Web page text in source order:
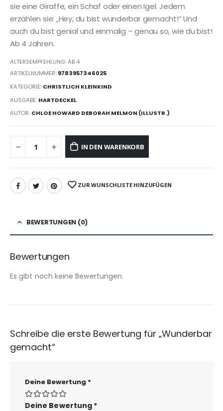
sie eine Giraffe, ein Schaf oder einen Igel. Jedem
erzählen sie: „Hey, du bist wunderbar gemacht!“ Und
auch du bist genial und einmalig – genau so, wie du bist!
Ab 4 Jahren.
ALTERSEMPFEHLUNG: AB 4
ARTIKELNUMMER: 9783957346025
KATEGORIE: CHRISTLICH KLEINKIND
AUSGABE: HARTDECKEL
AUTOR: CHLOE HOWARD DEBORAH MELMON (ILLUSTR.)
IN DEN WARENKORB
ZUR WUNSCHLISTE HINZUFÜGEN
BEWERTUNGEN (0)
Bewertungen
Es gibt noch keine Bewertungen.
Schreibe die erste Bewertung für „Wunderbar
gemacht“
Deine Bewertung *
Deine Bewertung *